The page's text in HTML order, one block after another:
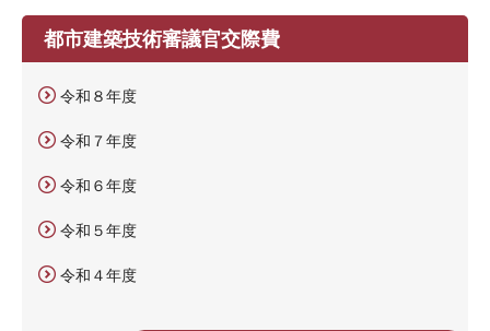
都市建築技術審議官交際費
令和８年度
令和７年度
令和６年度
令和５年度
令和４年度